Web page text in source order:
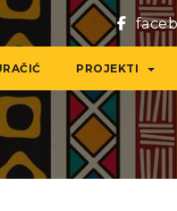
PROJEKTI